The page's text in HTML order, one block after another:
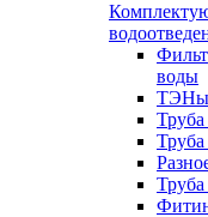
воды
ТЭНы
Труба